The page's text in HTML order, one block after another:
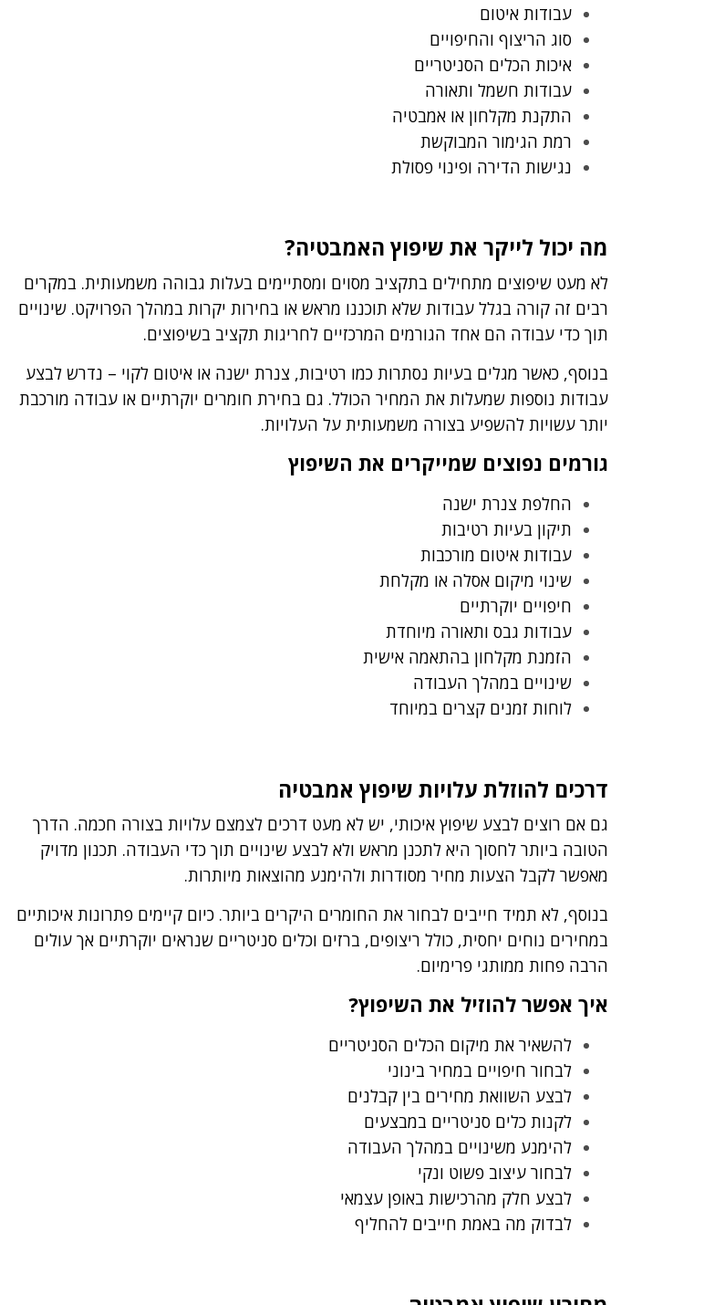
עבודות איטום
סוג הריצוף והחיפויים
איכות הכלים הסניטריים
עבודות חשמל ותאורה
התקנת מקלחון או אמבטיה
רמת הגימור המבוקשת
נגישות הדירה ופינוי פסולת
מה יכול לייקר את שיפוץ האמבטיה?
לא מעט שיפוצים מתחילים בתקציב מסוים ומסתיימים בעלות גבוהה משמעותית. במקרים
רבים זה קורה בגלל עבודות שלא תוכננו מראש או בחירות יקרות במהלך הפרויקט. שינויים
תוך כדי עבודה הם אחד הגורמים המרכזיים לחריגות תקציב בשיפוצים.
בנוסף, כאשר מגלים בעיות נסתרות כמו רטיבות, צנרת ישנה או איטום לקוי – נדרש לבצע
עבודות נוספות שמעלות את המחיר הכולל. גם בחירת חומרים יוקרתיים או עבודה מורכבת
יותר עשויות להשפיע בצורה משמעותית על העלויות.
גורמים נפוצים שמייקרים את השיפוץ
החלפת צנרת ישנה
תיקון בעיות רטיבות
עבודות איטום מורכבות
שינוי מיקום אסלה או מקלחת
חיפויים יוקרתיים
עבודות גבס ותאורה מיוחדת
הזמנת מקלחון בהתאמה אישית
שינויים במהלך העבודה
לוחות זמנים קצרים במיוחד
דרכים להוזלת עלויות שיפוץ אמבטיה
גם אם רוצים לבצע שיפוץ איכותי, יש לא מעט דרכים לצמצם עלויות בצורה חכמה. הדרך
הטובה ביותר לחסוך היא לתכנן מראש ולא לבצע שינויים תוך כדי העבודה. תכנון מדויק
מאפשר לקבל הצעות מחיר מסודרות ולהימנע מהוצאות מיותרות.
בנוסף, לא תמיד חייבים לבחור את החומרים היקרים ביותר. כיום קיימים פתרונות איכותיים
במחירים נוחים יחסית, כולל ריצופים, ברזים וכלים סניטריים שנראים יוקרתיים אך עולים
הרבה פחות ממותגי פרימיום.
איך אפשר להוזיל את השיפוץ?
להשאיר את מיקום הכלים הסניטריים
לבחור חיפויים במחיר בינוני
לבצע השוואת מחירים בין קבלנים
לקנות כלים סניטריים במבצעים
להימנע משינויים במהלך העבודה
לבחור עיצוב פשוט ונקי
לבצע חלק מהרכישות באופן עצמאי
לבדוק מה באמת חייבים להחליף